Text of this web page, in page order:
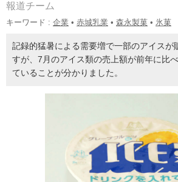
報道チーム
キーワード : 企業 • 赤城乳業 • 森永製菓 • 氷菓
記録的猛暑による需要増で一部のアイスが
すが、7月のアイス類の売上額が前年に比
ていることが分かりました。